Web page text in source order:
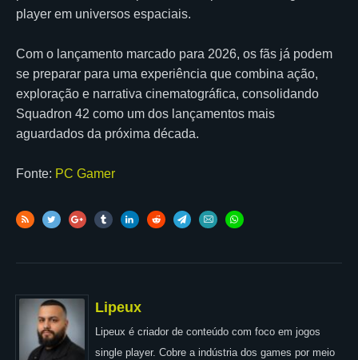
player em universos espaciais.
Com o lançamento marcado para 2026, os fãs já podem
se preparar para uma experiência que combina ação,
exploração e narrativa cinematográfica, consolidando
Squadron 42 como um dos lançamentos mais
aguardados da próxima década.
Fonte: PC Gamer
Lipeux
Lipeux é criador de conteúdo com foco em jogos
single player. Cobre a indústria dos games por meio